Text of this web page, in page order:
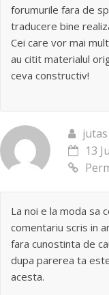
forumurile fara de
traducere bine
Cei care vor mai
au citit materialul
ceva constructiv!
jutas
13
La noi e la moda sa
comentariu scris in
fara cunostinta de
dupa parerea ta
acesta.